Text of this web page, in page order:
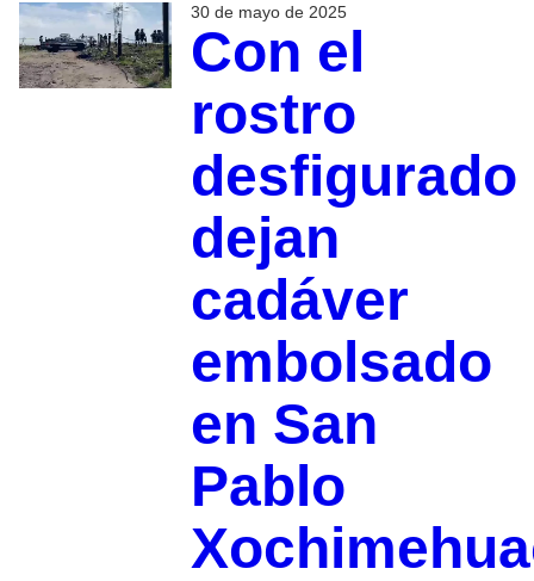
30 de mayo de 2025
Con el
rostro
desfigurado
dejan
cadáver
embolsado
en San
Pablo